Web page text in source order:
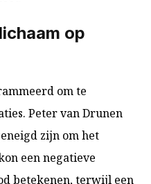
op
om te
Peter van Drunen
zijn om het
een negatieve
betekenen, terwijl een